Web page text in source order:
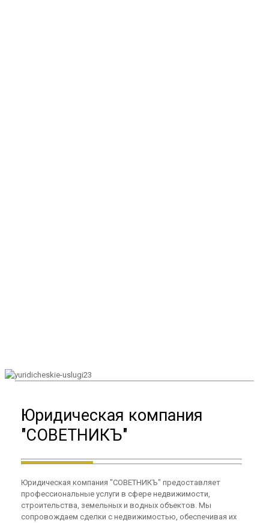
Юридическая компания
"СОВЕТНИКЪ"
Юридическая компания "СОВЕТНИКЪ" предоставляет
профессиональные услуги в сфере недвижимости,
строительства, земельных и водных объектов. Мы
сопровождаем сделки с недвижимостью, обеспечивая их